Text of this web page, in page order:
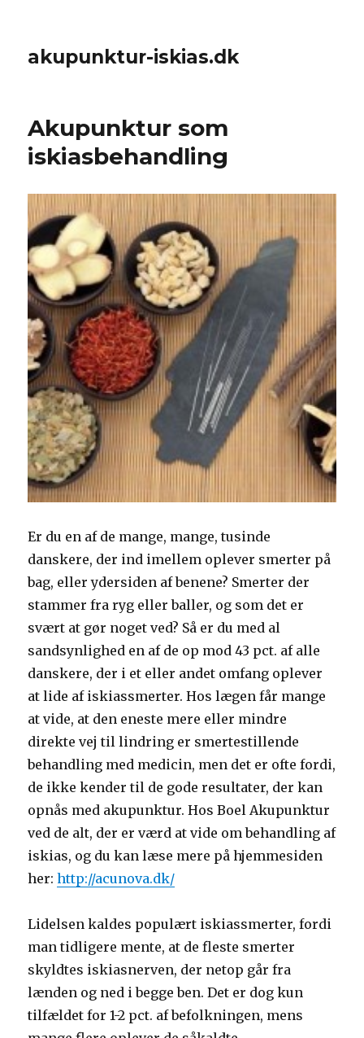
akupunktur-iskias.dk
Akupunktur som
iskiasbehandling
Er du en af de mange, mange, tusinde
danskere, der ind imellem oplever smerter på
bag, eller ydersiden af benene? Smerter der
stammer fra ryg eller baller, og som det er
svært at gør noget ved? Så er du med al
sandsynlighed en af de op mod 43 pct. af alle
danskere, der i et eller andet omfang oplever
at lide af iskiassmerter. Hos lægen får mange
at vide, at den eneste mere eller mindre
direkte vej til lindring er smertestillende
behandling med medicin, men det er ofte fordi,
de ikke kender til de gode resultater, der kan
opnås med akupunktur. Hos Boel Akupunktur
ved de alt, der er værd at vide om behandling af
iskias, og du kan læse mere på hjemmesiden
her:http://acunova.dk/
Lidelsen kaldes populært iskiassmerter, fordi
man tidligere mente, at de fleste smerter
skyldtes iskiasnerven, der netop går fra
lænden og ned i begge ben. Det er dog kun
tilfældet for 1-2 pct. af befolkningen, mens